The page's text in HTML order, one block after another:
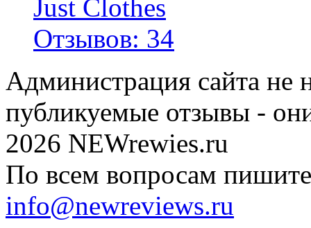
Just Clothes
Отзывов: 34
Администрация сайта не
публикуемые отзывы -
2026 NEWrewies.ru
По всем вопросам
info@newreviews.ru